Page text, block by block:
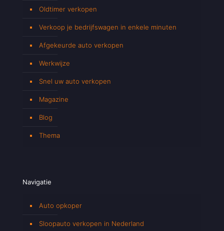
Oldtimer verkopen
Verkoop je bedrijfswagen in enkele minuten
Afgekeurde auto verkopen
Werkwijze
Snel uw auto verkopen
Magazine
Blog
Thema
Navigatie
Auto opkoper
Sloopauto verkopen in Nederland